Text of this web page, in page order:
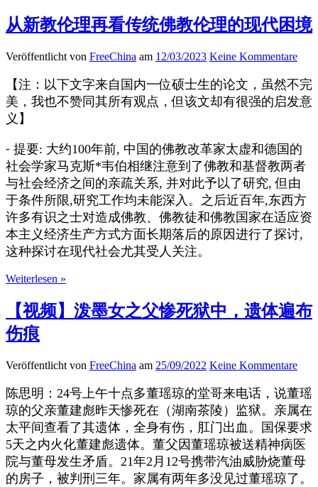
从新教伦理再看传统佛教伦理的现代困境
Veröffentlicht von FreeChina am 12/03/2023 Keine Kommentare
【注：以下文字来自国内一位硕士生的论文，虽然不完
美，我也不赞同其所有观点，但该文却有很强的启发意
义】
⁃ 提要: 大约100年前, 中国的佛教改革家太虚和德国的
社会学家马克斯*韦伯相继注意到了佛教和基督教两者
与社会经济之间的亲疏关系, 并对此予以了研究, 但由
于条件所限,研究工作均未能深入。之后近百年,东西方
许多有识之士对造成佛教、佛教徒和佛教国家在适应资
本主义经济生产方式方面长期落后的原因进行了探讨,
这种探讨在现代社会尤其受人关注。
Weiterlesen »
【视频】泼墨女之父惨死狱中，遗体遍布
伤痕
Veröffentlicht von FreeChina am 25/09/2022 Keine Kommentare
陈思明：24号上午十点多董瑶琼的堂哥来电话，说董瑶
琼的父亲董建彪昨天惨死在（湖南茶陵）监狱。亲属在
太平间查看了其遗体，全身有伤，肛门出血。国保要求
5天之内火化董建彪遗体。董父因董瑶琼被送精神病医
院与董母发生矛盾。21年2月12号携带汽油威胁烧董母
的房子，被判刑三年。家属有两年多没见过董瑶琼了。